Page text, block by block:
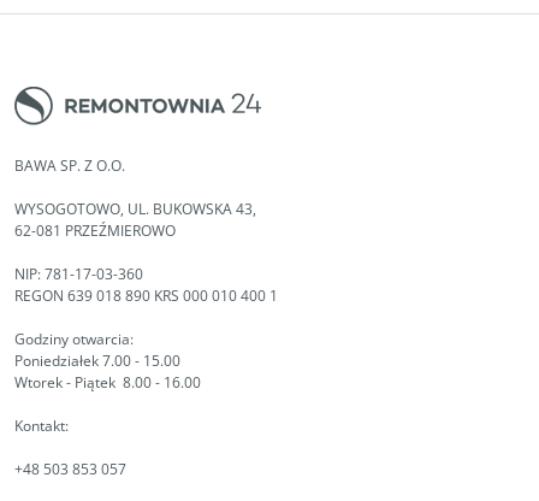
BAWA SP. Z O.O.
WYSOGOTOWO, UL. BUKOWSKA 43,
62-081 PRZEŹMIEROWO
NIP: 781-17-03-360
REGON 639 018 890 KRS 000 010 400 1
Godziny otwarcia:
Poniedziałek 7.00 - 15.00
Wtorek - Piątek 8.00 - 16.00
Kontakt:
+48 503 853 057